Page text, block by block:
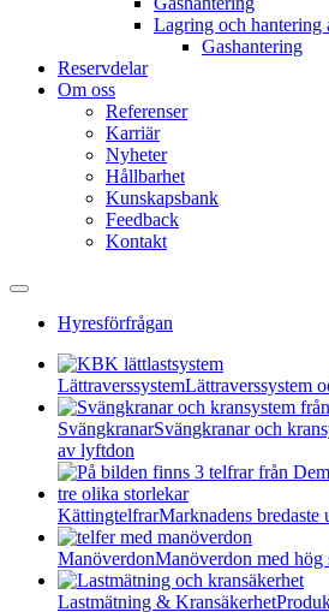
Lagring och hantering
Gashantering
Reservdelar
Om oss
Referenser
Karriär
Nyheter
Hållbarhet
Kunskapsbank
Feedback
Kontakt
Hyresförfrågan
LättraverssystemLättraverssystem
SvängkranarSvängkranar och
av lyftdon
KättingtelfrarMarknadens
ManöverdonManöverdon med hög
Lastmätning & Kransäkerhet